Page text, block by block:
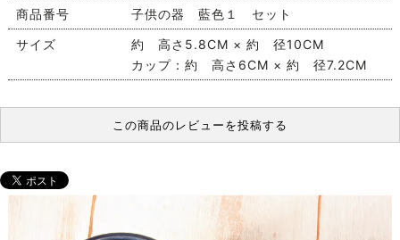
商品番号
子供の器 藍色１ セット
サイズ
約 高さ5.8CM × 約 径10CM
カップ：約 高さ6CM × 約 径7.2CM
この商品のレビューを投稿する